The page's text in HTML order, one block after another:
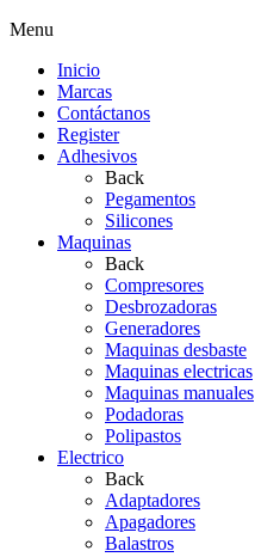
Menu
Inicio
Marcas
Contáctanos
Register
Adhesivos
Back
Pegamentos
Silicones
Maquinas
Back
Compresores
Desbrozadoras
Generadores
Maquinas desbaste
Maquinas electricas
Maquinas manuales
Podadoras
Polipastos
Electrico
Back
Adaptadores
Apagadores
Balastros